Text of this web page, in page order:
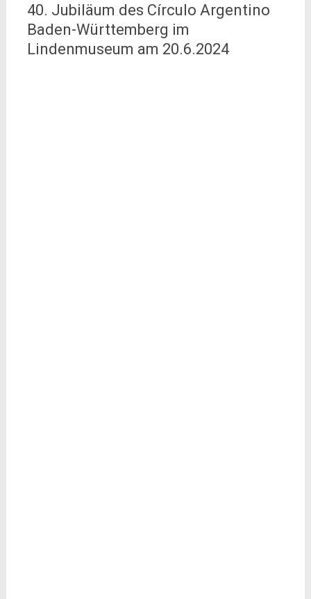
40. Jubiläum des Círculo Argentino
Baden-Württemberg im
Lindenmuseum am 20.6.2024